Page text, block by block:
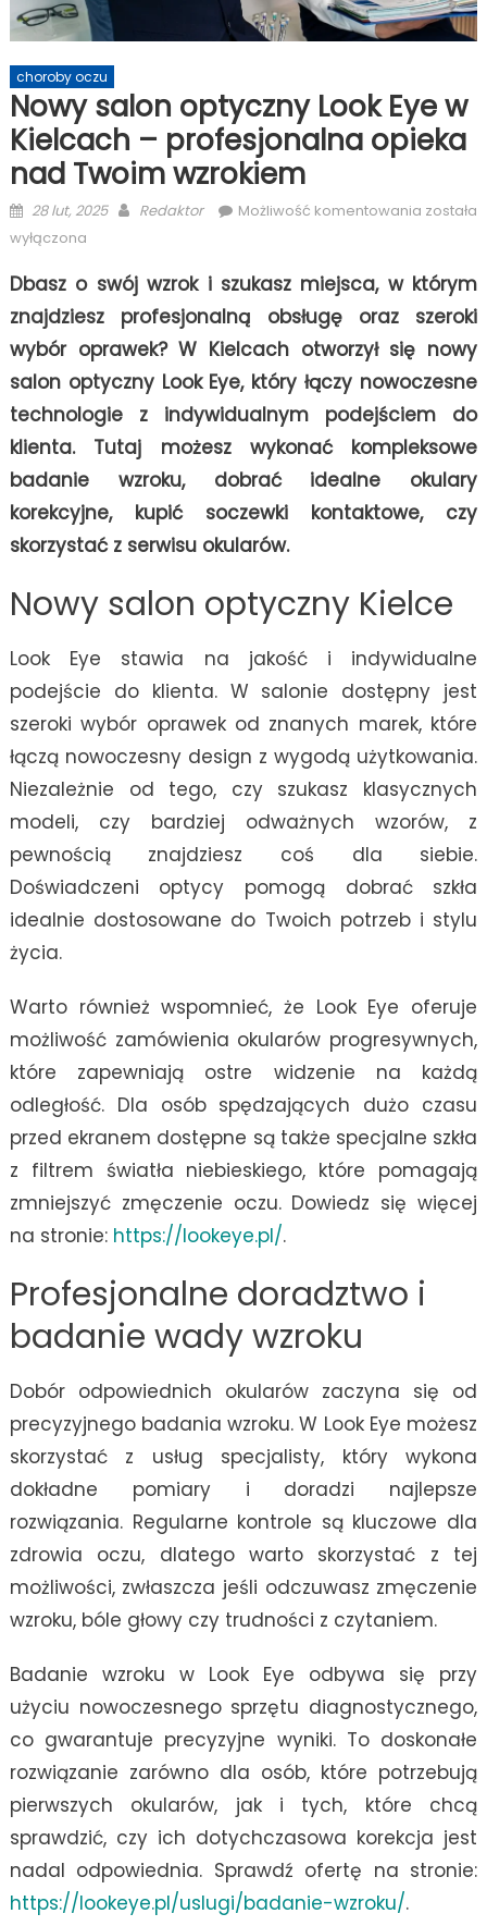
choroby oczu
Nowy salon optyczny Look Eye w
Kielcach – profesjonalna opieka
nad Twoim wzrokiem
Posted
on
28 lut, 2025 Author
Redaktor Możliwość komentowania Nowy
Look
Eye
Kielcach
–
opieka
nad
Twoim
została
wyłączona
Dbasz o swój wzrok i szukasz miejsca, w którym
znajdziesz profesjonalną obsługę oraz szeroki
wybór oprawek? W Kielcach otworzył się nowy
salon optyczny Look Eye, który łączy nowoczesne
technologie z indywidualnym podejściem do
klienta. Tutaj możesz wykonać kompleksowe
badanie wzroku, dobrać idealne okulary
korekcyjne, kupić soczewki kontaktowe, czy
skorzystać z serwisu okularów.
Nowy salon optyczny Kielce
Look Eye stawia na jakość i indywidualne
podejście do klienta. W salonie dostępny jest
szeroki wybór oprawek od znanych marek, które
łączą nowoczesny design z wygodą użytkowania.
Niezależnie od tego, czy szukasz klasycznych
modeli, czy bardziej odważnych wzorów, z
pewnością znajdziesz coś dla siebie.
Doświadczeni optycy pomogą dobrać szkła
idealnie dostosowane do Twoich potrzeb i stylu
życia.
Warto również wspomnieć, że Look Eye oferuje
możliwość zamówienia okularów progresywnych,
które zapewniają ostre widzenie na każdą
odległość. Dla osób spędzających dużo czasu
przed ekranem dostępne są także specjalne szkła
z filtrem światła niebieskiego, które pomagają
zmniejszyć zmęczenie oczu. Dowiedz się więcej
na stronie: https://lookeye.pl/.
Profesjonalne doradztwo i
badanie wady wzroku
Dobór odpowiednich okularów zaczyna się od
precyzyjnego badania wzroku. W Look Eye możesz
skorzystać z usług specjalisty, który wykona
dokładne pomiary i doradzi najlepsze
rozwiązania. Regularne kontrole są kluczowe dla
zdrowia oczu, dlatego warto skorzystać z tej
możliwości, zwłaszcza jeśli odczuwasz zmęczenie
wzroku, bóle głowy czy trudności z czytaniem.
Badanie wzroku w Look Eye odbywa się przy
użyciu nowoczesnego sprzętu diagnostycznego,
co gwarantuje precyzyjne wyniki. To doskonałe
rozwiązanie zarówno dla osób, które potrzebują
pierwszych okularów, jak i tych, które chcą
sprawdzić, czy ich dotychczasowa korekcja jest
nadal odpowiednia. Sprawdź ofertę na stronie:
https://lookeye.pl/uslugi/badanie-wzroku/.